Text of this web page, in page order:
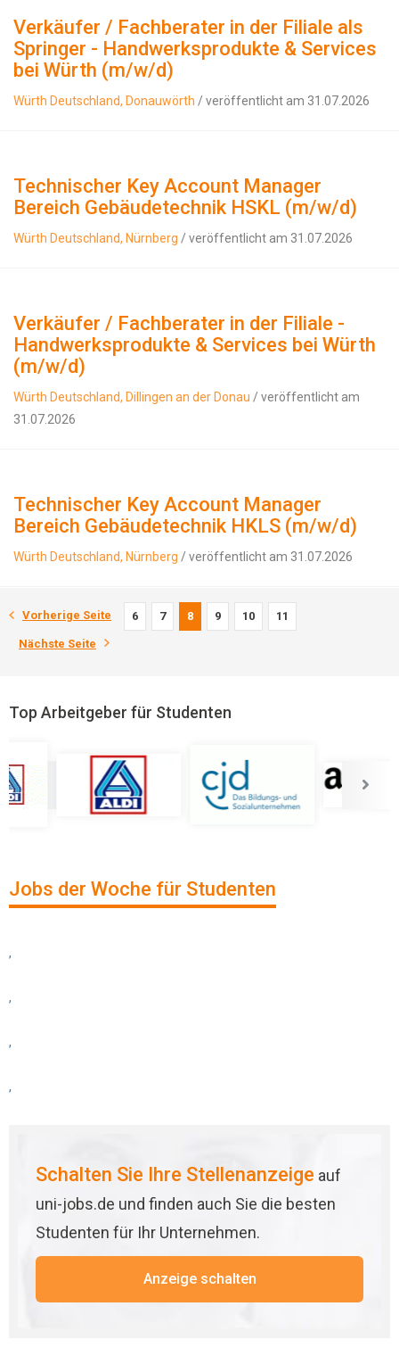
Verkäufer / Fachberater in der Filiale als
Springer - Handwerksprodukte & Services
bei Würth (m/w/d)
Würth Deutschland, Donauwörth / veröffentlicht am 31.07.2026
Technischer Key Account Manager
Bereich Gebäudetechnik HSKL (m/w/d)
Würth Deutschland, Nürnberg / veröffentlicht am 31.07.2026
Verkäufer / Fachberater in der Filiale -
Handwerksprodukte & Services bei Würth
(m/w/d)
Würth Deutschland, Dillingen an der Donau / veröffentlicht am
31.07.2026
Technischer Key Account Manager
Bereich Gebäudetechnik HKLS (m/w/d)
Würth Deutschland, Nürnberg / veröffentlicht am 31.07.2026
Vorherige Seite 6 7 8 9 10 11
Nächste Seite
Top Arbeitgeber für Studenten
Jobs der Woche für Studenten
,
,
,
,
Schalten Sie Ihre Stellenanzeige auf
uni-jobs.de und finden auch Sie die besten
Studenten für Ihr Unternehmen.
Anzeige schalten